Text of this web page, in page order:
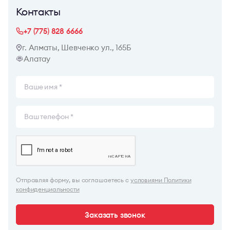
Контакты
+7 (775) 828 6666
г. Алматы, Шевченко ул., 165Б
Алатау
Отправляя форму, вы соглашаетесь с условиями Политики
конфиденциальности
Заказать звонок